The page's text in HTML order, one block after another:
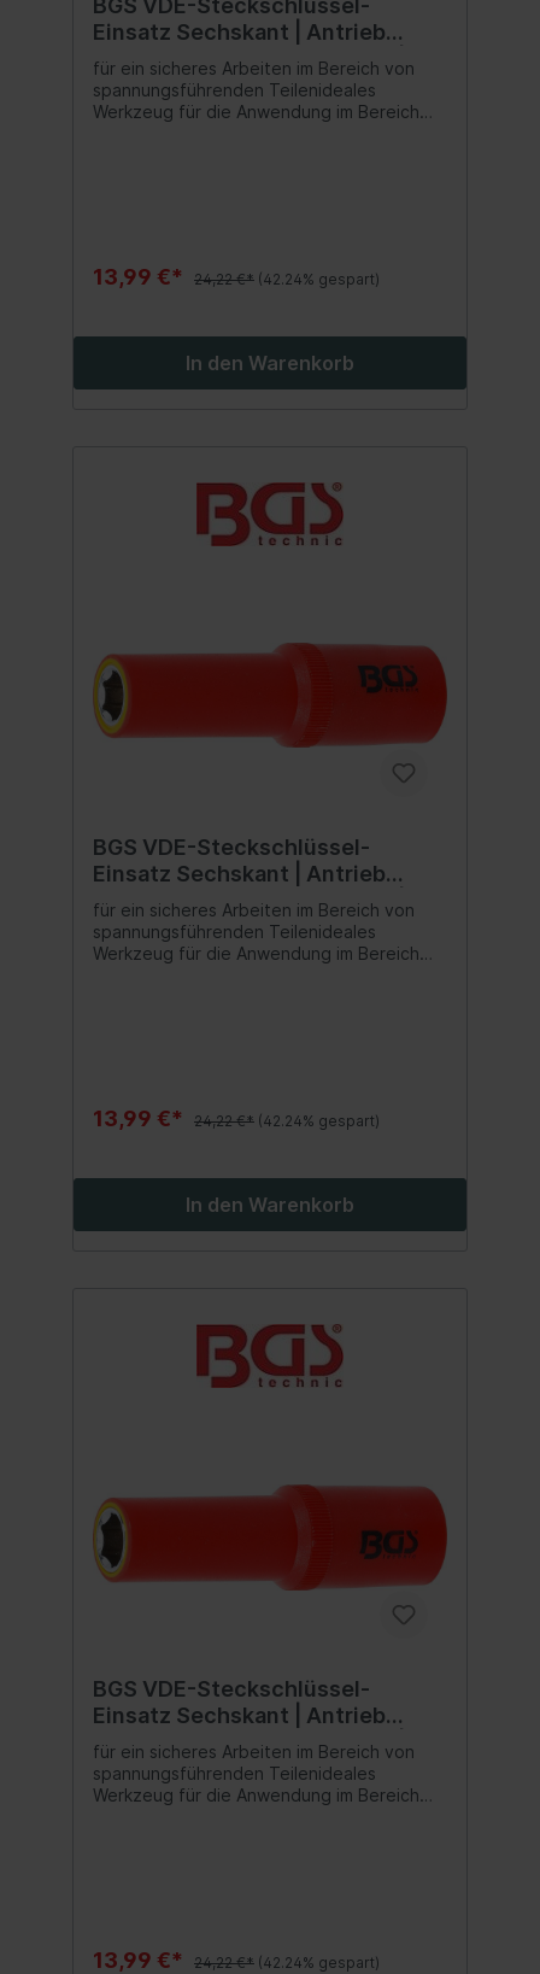
BGS VDE-Steckschlüssel-
Einsatz Sechskant | Antrieb
Innenvierkant 12,5 mm (1/2") | SW
10 mm
für ein sicheres Arbeiten im Bereich von
spannungsführenden Teilenideales
Werkzeug für die Anwendung im Bereich
13,99 €* 24,22 €* (42.24% gespart)
In den Warenkorb
BGS VDE-Steckschlüssel-
Einsatz Sechskant | Antrieb
Innenvierkant 12,5 mm (1/2") | SW
11 mm
für ein sicheres Arbeiten im Bereich von
spannungsführenden Teilenideales
Werkzeug für die Anwendung im Bereich
13,99 €* 24,22 €* (42.24% gespart)
In den Warenkorb
BGS VDE-Steckschlüssel-
Einsatz Sechskant | Antrieb
Innenvierkant 12,5 mm (1/2") | SW
12 mm
für ein sicheres Arbeiten im Bereich von
spannungsführenden Teilenideales
Werkzeug für die Anwendung im Bereich
13,99 €* 24,22 €* (42.24% gespart)